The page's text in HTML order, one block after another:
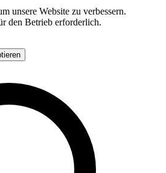
unsere Website zu verbessern.
den Betrieb erforderlich.